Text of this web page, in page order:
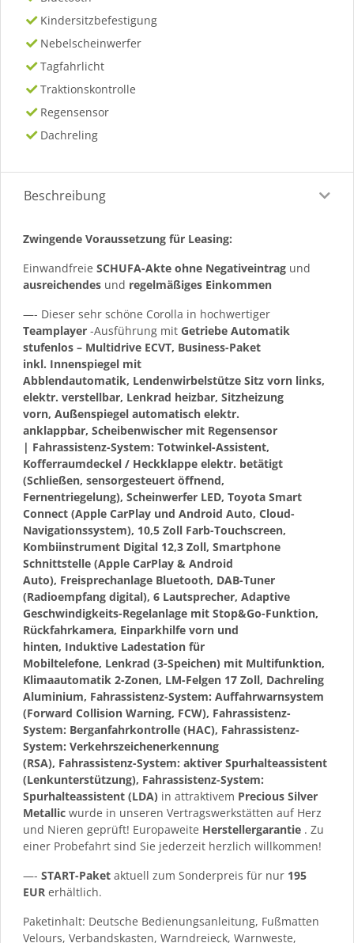
Kindersitzbefestigung
Nebelscheinwerfer
Tagfahrlicht
Traktionskontrolle
Regensensor
Dachreling
Beschreibung
Zwingende Voraussetzung für Leasing:
Einwandfreie SCHUFA-Akte ohne Negativeintrag und
ausreichendes und regelmäßiges Einkommen
—- Dieser sehr schöne Corolla in hochwertiger
Teamplayer -Ausführung mit Getriebe Automatik
stufenlos – Multidrive ECVT, Business-Paket
inkl. Innenspiegel mit
Abblendautomatik, Lendenwirbelstütze Sitz vorn links,
elektr. verstellbar, Lenkrad heizbar, Sitzheizung
vorn, Außenspiegel automatisch elektr.
anklappbar, Scheibenwischer mit Regensensor
| Fahrassistenz-System: Totwinkel-Assistent,
Kofferraumdeckel / Heckklappe elektr. betätigt
(Schließen, sensorgesteuert öffnend,
Fernentriegelung), Scheinwerfer LED, Toyota Smart
Connect (Apple CarPlay und Android Auto, Cloud-
Navigationssystem), 10,5 Zoll Farb-Touchscreen,
Kombiinstrument Digital 12,3 Zoll, Smartphone
Schnittstelle (Apple CarPlay & Android
Auto), Freisprechanlage Bluetooth, DAB-Tuner
(Radioempfang digital), 6 Lautsprecher, Adaptive
Geschwindigkeits-Regelanlage mit Stop&Go-Funktion,
Rückfahrkamera, Einparkhilfe vorn und
hinten, Induktive Ladestation für
Mobiltelefone, Lenkrad (3-Speichen) mit Multifunktion,
Klimaautomatik 2-Zonen, LM-Felgen 17 Zoll, Dachreling
Aluminium, Fahrassistenz-System: Auffahrwarnsystem
(Forward Collision Warning, FCW), Fahrassistenz-
System: Berganfahrkontrolle (HAC), Fahrassistenz-
System: Verkehrszeichenerkennung
(RSA), Fahrassistenz-System: aktiver Spurhalteassistent
(Lenkunterstützung), Fahrassistenz-System:
Spurhalteassistent (LDA) in attraktivem Precious Silver
Metallic wurde in unseren Vertragswerkstätten auf Herz
und Nieren geprüft! Europaweite Herstellergarantie . Zu
einer Probefahrt sind Sie jederzeit herzlich willkommen!
—- START-Paket aktuell zum Sonderpreis für nur 195
EUR erhältlich.
Paketinhalt: Deutsche Bedienungsanleitung, Fußmatten
Velours, Verbandskasten, Warndreieck, Warnweste,